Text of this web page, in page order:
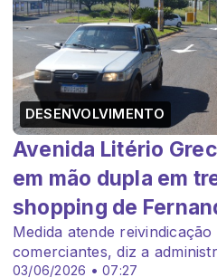
DESENVOLVIMENTO
03/06/2026 • 07:27
Avenida Litério
em mão dupla em
shopping de
Medida atende
comerciantes, diz a